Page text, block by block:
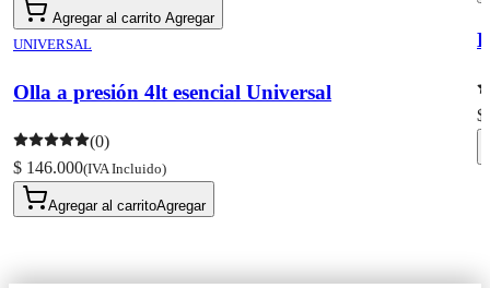
Agregar al carrito Agregar
UNIVERSAL
Olla a presión 4lt esencial Universal
(0)
$ 146.000(IVA Incluido)
Agregar al carritoAgregar
$